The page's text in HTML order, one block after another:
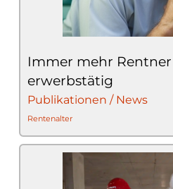
Immer mehr
erwerbstätig
Publikationen / News
Rentenalter